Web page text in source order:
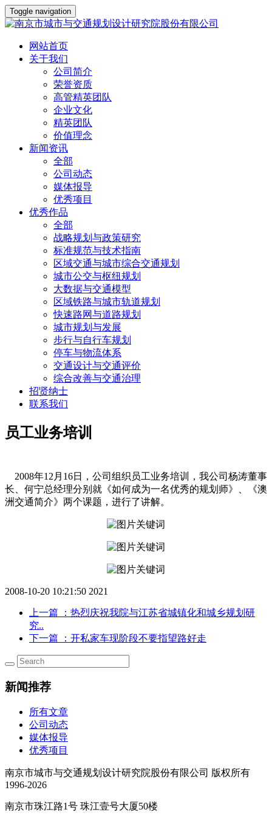
Toggle navigation
网站首页
关于我们
公司简介
荣誉资质
高管精英团队
企业文化
精英团队
价值理念
新闻资讯
全部
公司动态
媒体报导
优秀项目
优秀作品
全部
战略规划与政策研究
标准规范与技术指南
区域交通与城市综合交通规划
城市公交与枢纽规划
大数据与交通模型
区域铁路与城市轨道规划
快速路网与道路规划
城市规划与发展
步行与自行车规划
停车与物流体系
交通设计与交通评价
综合改善与交通治理
招贤纳士
联系我们
员工业务培训
2008年12月16日，公司组织员工业务培训，我公司杨涛董事
长、何宁总经理分别就《如何成为一名优秀的规划师》、《澳
洲交通简介》两个课题，进行了讲解。
2008-10-20 10:21:50 2021
上一篇
：热烈庆祝我院与江苏省城镇化和城乡规划研
究..
下一篇
：开私家车现阶段不要指望路好走
新闻推荐
所有文章
公司动态
媒体报导
优秀项目
南京市城市与交通规划设计研究院股份有限公司 版权所有
1996-2026
南京市珠江路1号 珠江壹号大厦50楼